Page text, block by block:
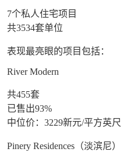
7个私人住宅项目
共3534套单位
表现最亮眼的项目包括：
River Modern
共455套
已售出93%
中位价：3229新元/平方英尺
Pinery Residences（淡滨尼）